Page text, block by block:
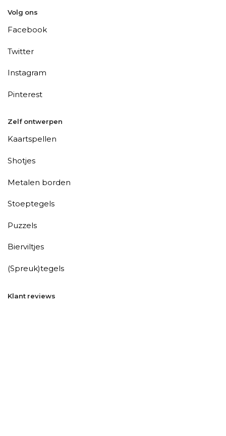
Volg ons
Facebook
Twitter
Instagram
Pinterest
Zelf ontwerpen
Kaartspellen
Shotjes
Metalen borden
Stoeptegels
Puzzels
Bierviltjes
(Spreuk)tegels
Klant reviews